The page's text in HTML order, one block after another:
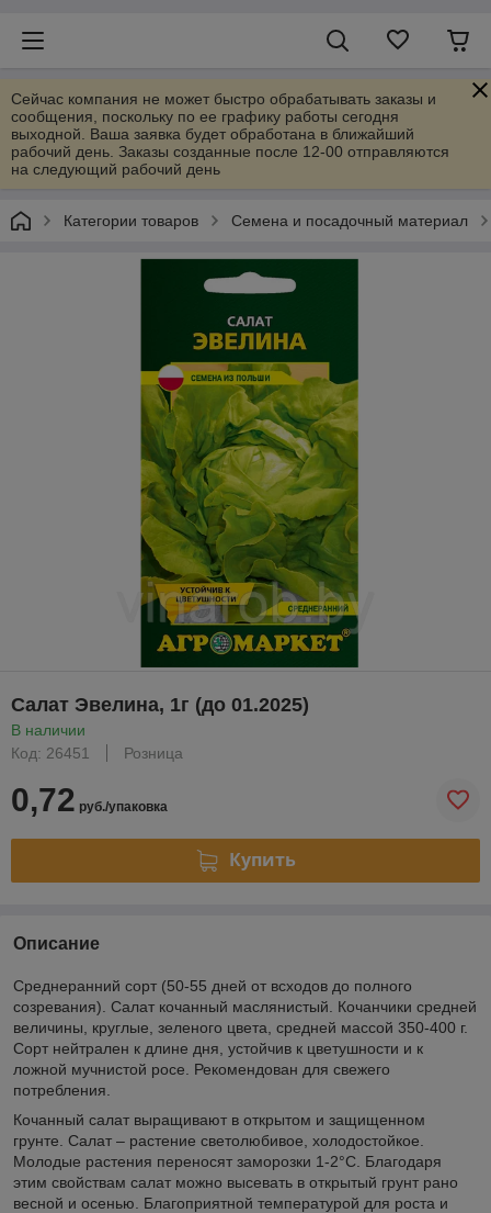
Сейчас компания не может быстро обрабатывать заказы и
сообщения, поскольку по ее графику работы сегодня
выходной. Ваша заявка будет обработана в ближайший
рабочий день. Заказы созданные после 12-00 отправляются
на следующий рабочий день
Категории товаров Семена и посадочный материал
Салат Эвелина, 1г (до 01.2025)
В наличии
Код: 26451
Розница
0,72 руб./упаковка
Купить
Описание
Среднеранний сорт (50-55 дней от всходов до полного
созревания). Салат кочанный маслянистый. Кочанчики средней
величины, круглые, зеленого цвета, средней массой 350-400 г.
Сорт нейтрален к длине дня, устойчив к цветушности и к
ложной мучнистой росе. Рекомендован для свежего
потребления.
Кочанный салат выращивают в открытом и защищенном
грунте. Салат – растение светолюбивое, холодостойкое.
Молодые растения переносят заморозки 1-2°С. Благодаря
этим свойствам салат можно высевать в открытый грунт рано
весной и осенью. Благоприятной температурой для роста и